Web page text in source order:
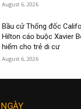
August 6, 2026
Bầu cử Thống đốc
Hilton cáo buộc Xavier
hiểm cho trẻ di cư
August 6, 2026